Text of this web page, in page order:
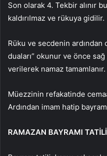
Son olarak 4. Tekbir alınır
kaldırılmaz ve rükuya gidilir.
Rüku ve secdenin
duaları” okunur ve önce
verilerek namaz tamamlanır.
Müezzinin refakatinde
Ardından imam hatip
RAMAZAN BAYRAMI